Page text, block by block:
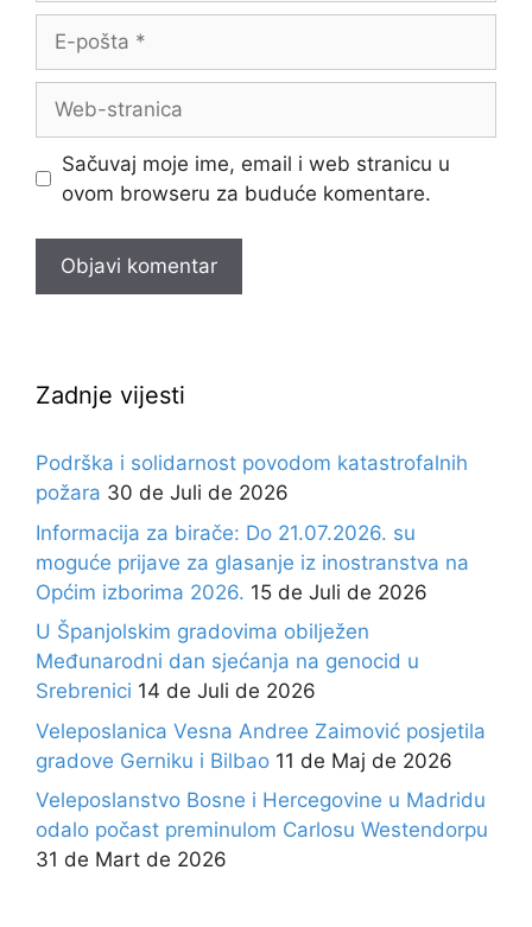
pošta
stranica
Sačuvaj moje ime, email i web stranicu u
ovom browseru za buduće komentare.
Zadnje vijesti
Podrška i solidarnost povodom katastrofalnih
požara 30 de Juli de 2026
Informacija za birače: Do 21.07.2026. su
moguće prijave za glasanje iz inostranstva na
Općim izborima 2026. 15 de Juli de 2026
U Španjolskim gradovima obilježen
Međunarodni dan sjećanja na genocid u
Srebrenici 14 de Juli de 2026
Veleposlanica Vesna Andree Zaimović posjetila
gradove Gerniku i Bilbao 11 de Maj de 2026
Veleposlanstvo Bosne i Hercegovine u Madridu
odalo počast preminulom Carlosu Westendorpu
31 de Mart de 2026